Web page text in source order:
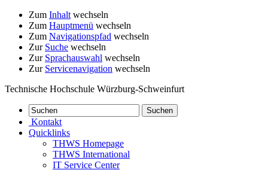
Zum Inhalt wechseln
Zum Hauptmenü wechseln
Zum Navigationspfad wechseln
Zur Suche wechseln
Zur Sprachauswahl wechseln
Zur Servicenavigation wechseln
Technische Hochschule Würzburg-Schweinfurt
Kontakt
Quicklinks
THWS Homepage
THWS International
IT Service Center